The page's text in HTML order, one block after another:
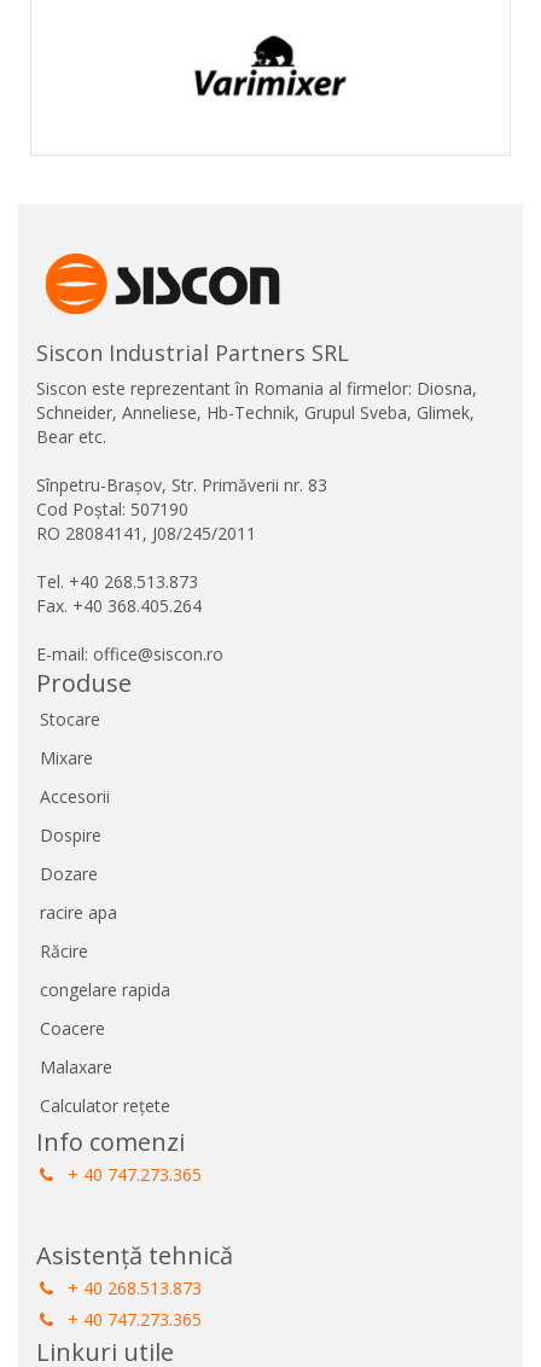
Siscon Industrial Partners SRL
Siscon este reprezentant în Romania al firmelor: Diosna,
Schneider, Anneliese, Hb-Technik, Grupul Sveba, Glimek,
Bear etc.
Sînpetru-Brașov, Str. Primăverii nr. 83
Cod Poștal: 507190
RO 28084141, J08/245/2011
Tel. +40 268.513.873
Fax. +40 368.405.264
E-mail: office@siscon.ro
Produse
Stocare
Mixare
Accesorii
Dospire
Dozare
racire apa
Răcire
congelare rapida
Coacere
Malaxare
Calculator rețete
Info comenzi
+ 40 747.273.365
Asistență tehnică
+ 40 268.513.873
+ 40 747.273.365
Linkuri utile